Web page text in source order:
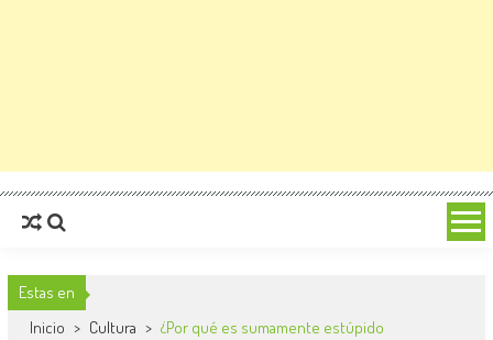
Estas en
Inicio > Cultura > ¿Por qué es sumamente estúpido